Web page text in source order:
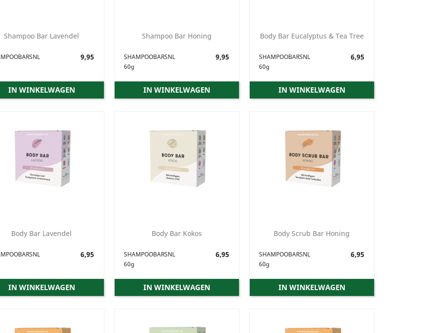
Shampoo Bar Lavendel
Prijs9,95
IN WINKELWAGEN
Shampoo Bar Honing
SHAMPOOBARSNL
60g
Prijs9,95
IN WINKELWAGEN
Body Bar Eucalyptus & Tea Tree
SHAMPOOBARSNL
60g
Prijs6,95
IN WINKELWAGEN
Body Bar Lavendel
Prijs6,95
IN WINKELWAGEN
Body Bar Kokos
SHAMPOOBARSNL
60g
Prijs6,95
IN WINKELWAGEN
Body Scrub Bar Honing
SHAMPOOBARSNL
60g
Prijs6,95
IN WINKELWAGEN